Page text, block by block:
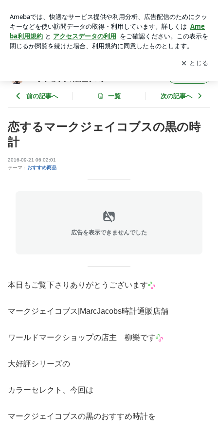
時計通販のワールドマークショップの店主ブログ
アプリをダウンロードして ブログの更新通知
を受け取りまし
ょう。
開く
ークショップの店主ブログ
前の記事へ 一覧 次の記事へ
恋するマークジェイコブスの黒の時
計
2016-09-21 06:02:01
テーマ： おすすめ商品
広告を表示できませんでした
本日もご覧下さりありがとうございます
マークジェイコブス|MarcJacobs時計通販店舗
ワールドマークショップの店主 柳樂です
大好評シリーズの
カラーセレクト、今回は
マークジェイコブスの黒のおすすめ時計を